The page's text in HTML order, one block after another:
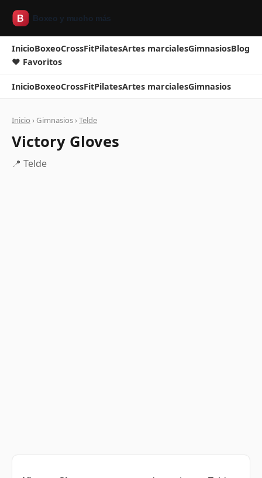
InicioBoxeoCrossFitPilatesArtes marcialesGimnasiosBlog
❤ Favoritos
InicioBoxeoCrossFitPilatesArtes marcialesGimnasios
Inicio › Gimnasios ›Telde
Victory Gloves
📍 Telde